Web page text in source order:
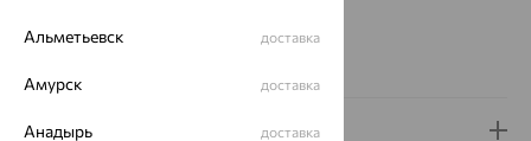
Страна происхождения:
РОССИЯ
Доставка и оплата
Альметьевск доставка
Амурск доставка
Анадырь доставка